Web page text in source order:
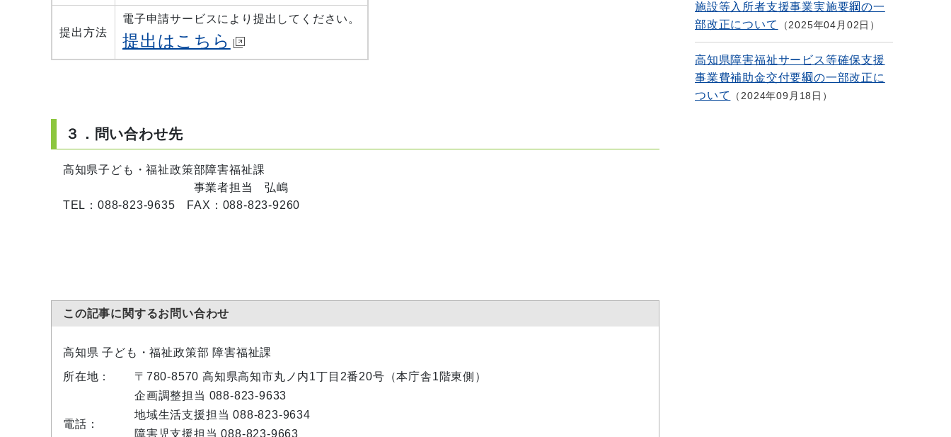
提出方法
電子申請サービスにより提出してください。
提出はこちら
３．問い合わせ先
高知県子ども・福祉政策部障害福祉課
事業者担当 弘嶋
TEL：088-823-9635 FAX：088-823-9260
この記事に関するお問い合わせ
高知県 子ども・福祉政策部 障害福祉課
所在地：
〒780-8570 高知県高知市丸ノ内1丁目2番20号（本庁舎1階東側）
電話：
企画調整担当 088-823-9633
地域生活支援担当 088-823-9634
障害児支援担当 088-823-9663
施設等入所者支援事業実施要綱の一
部改正について
2025年04月02日
高知県障害福祉サービス等確保支援
事業費補助金交付要綱の一部改正に
ついて
2024年09月18日